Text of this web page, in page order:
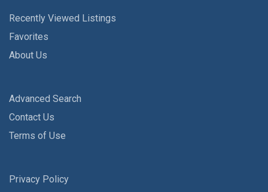
Recently Viewed Listings
Favorites
About Us
Advanced Search
Contact Us
Terms of Use
Privacy Policy